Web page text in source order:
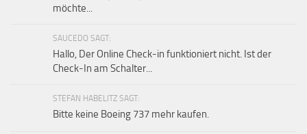
möchte...
SAUCEDO SAGT:
Hallo, Der Online Check-in funktioniert nicht. Ist der
Check-In am Schalter...
STEFAN HABELITZ SAGT:
Bitte keine Boeing 737 mehr kaufen.